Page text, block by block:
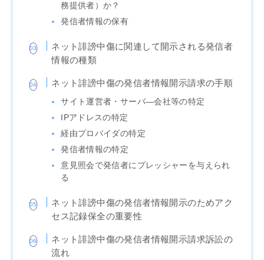
務提供者）か？
発信者情報の保有
ネット誹謗中傷に関連して開示される発信者
情報の種類
ネット誹謗中傷の発信者情報開示請求の手順
サイト運営者・サーバ―会社等の特定
IPアドレスの特定
経由プロバイダの特定
発信者情報の特定
意見照会で発信者にプレッシャーを与えられ
る
ネット誹謗中傷の発信者情報開示のためアク
セス記録保全の重要性
ネット誹謗中傷の発信者情報開示請求訴訟の
流れ